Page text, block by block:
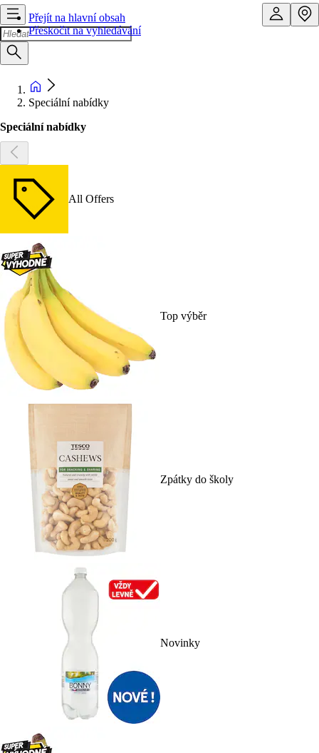
Přejít na hlavní obsah
Přeskočit na vyhledávání
Speciální nabídky
Speciální nabídky
All Offers
Top výběr
Zpátky do školy
Novinky